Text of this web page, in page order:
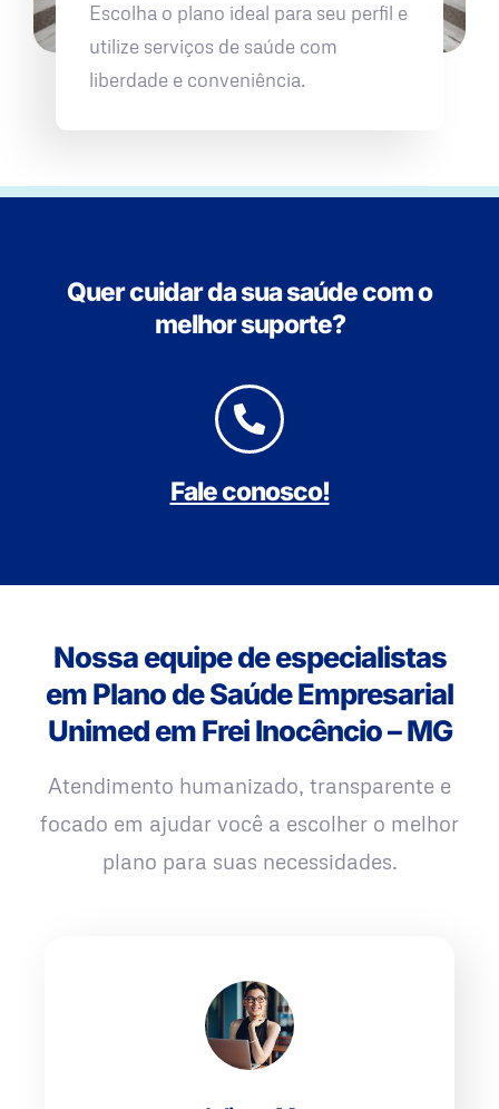
Escolha o plano ideal para seu perfil e
utilize serviços de saúde com
liberdade e conveniência.
Quer cuidar da sua saúde com o
melhor suporte?
Fale conosco!
Nossa equipe de especialistas
em Plano de Saúde Empresarial
Unimed em Frei Inocêncio – MG
Atendimento humanizado, transparente e
focado em ajudar você a escolher o melhor
plano para suas necessidades.